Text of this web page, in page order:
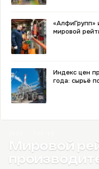
«АлфиГрупп»
мировой
Индекс цен
года: сырьё
Мировой